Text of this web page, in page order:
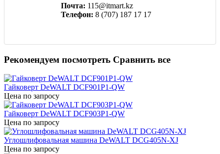
Почта: 115@itmart.kz
Телефон: 8 (707) 187 17 17
Рекомендуем посмотреть Сравнить все
Гайковерт DeWALT DCF901P1-QW
Цена по запросу
Гайковерт DeWALT DCF903P1-QW
Цена по запросу
Углошлифовальная машина DeWALT DCG405N-XJ
Цена по запросу